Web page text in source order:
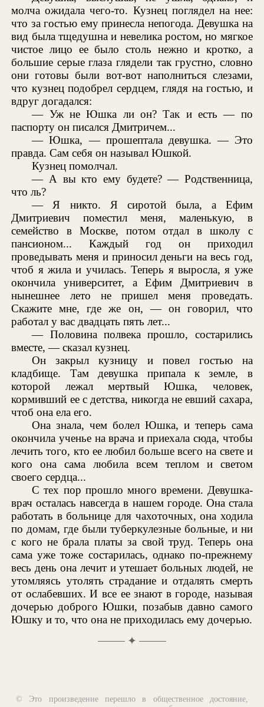
молча ожидала чего-то. Кузнец поглядел на нее:
что за гостью ему принесла непогода. Девушка на
вид была тщедушна и невелика ростом, но мягкое
чистое лицо ее было столь нежно и кротко, а
большие серые глаза глядели так грустно, словно
они готовы были вот-вот наполниться слезами,
что кузнец подобрел сердцем, глядя на гостью, и
вдруг догадался:
— Уж не Юшка ли он? Так и есть — по
паспорту он писался Дмитричем...
— Юшка, — прошептала девушка. — Это
правда. Сам себя он называл Юшкой.
Кузнец помолчал.
— А вы кто ему будете? — Родственница,
что ль?
— Я никто. Я сиротой была, а Ефим
Дмитриевич поместил меня, маленькую, в
семейство в Москве, потом отдал в школу с
пансионом... Каждый год он приходил
проведывать меня и приносил деньги на весь год,
чтоб я жила и училась. Теперь я выросла, я уже
окончила университет, а Ефим Дмитриевич в
нынешнее лето не пришел меня проведать.
Скажите мне, где же он, — он говорил, что
работал у вас двадцать пять лет...
— Половина полвека прошло, состарились
вместе, — сказал кузнец.
Он закрыл кузницу и повел гостью на
кладбище. Там девушка припала к земле, в
которой лежал мертвый Юшка, человек,
кормивший ее с детства, никогда не евший сахара,
чтоб она ела его.
Она знала, чем болел Юшка, и теперь сама
окончила ученье на врача и приехала сюда, чтобы
лечить того, кто ее любил больше всего на свете и
кого она сама любила всем теплом и светом
своего сердца...
С тех пор прошло много времени. Девушка-
врач осталась навсегда в нашем городе. Она стала
работать в больнице для чахоточных, она ходила
по домам, где были туберкулезные больные, и ни
с кого не брала платы за свой труд. Теперь она
сама уже тоже состарилась, однако по-прежнему
весь день она лечит и утешает больных людей, не
утомляясь утолять страдание и отдалять смерть
от ослабевших. И все ее знают в городе, называя
дочерью доброго Юшки, позабыв давно самого
Юшку и то, что она не приходилась ему дочерью.
✦
© Это произведение перешло в общественное достояние,